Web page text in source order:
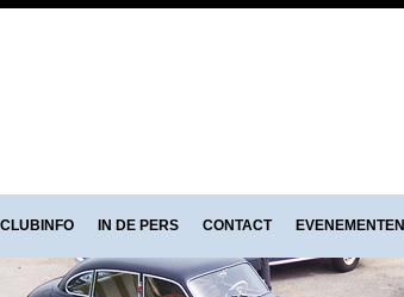
CLUBINFO IN DE PERS CONTACT EVENEMENTEN